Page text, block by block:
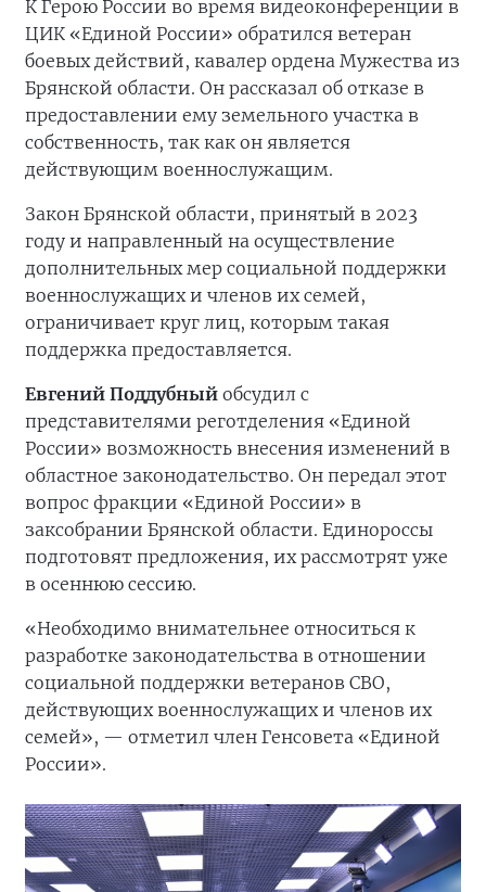
К Герою России во время видеоконференции в
ЦИК «Единой России» обратился ветеран
боевых действий, кавалер ордена Мужества из
Брянской области. Он рассказал об отказе в
предоставлении ему земельного участка в
собственность, так как он является
действующим военнослужащим.
Закон Брянской области, принятый в 2023
году и направленный на осуществление
дополнительных мер социальной поддержки
военнослужащих и членов их семей,
ограничивает круг лиц, которым такая
поддержка предоставляется.
Евгений Поддубный обсудил с
представителями реготделения «Единой
России» возможность внесения изменений в
областное законодательство. Он передал этот
вопрос фракции «Единой России» в
заксобрании Брянской области. Единороссы
подготовят предложения, их рассмотрят уже
в осеннюю сессию.
«Необходимо внимательнее относиться к
разработке законодательства в отношении
социальной поддержки ветеранов СВО,
действующих военнослужащих и членов их
семей», — отметил член Генсовета «Единой
России».